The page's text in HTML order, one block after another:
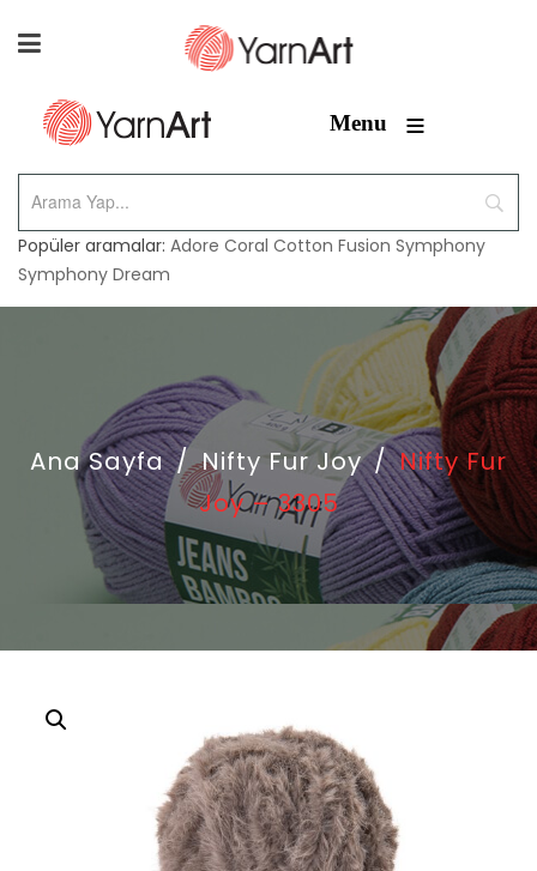
Menu ≡
Popüler aramalar: Adore Coral Cotton Fusion Symphony
Symphony Dream
Ana Sayfa / Nifty Fur Joy / Nifty Fur
Joy – 3305